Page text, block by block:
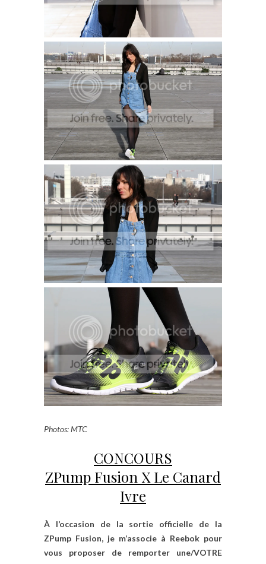
Photos: MTC
CONCOURS
ZPump Fusion X Le Canard
Ivre
À l’occasion de la sortie officielle de la
ZPump Fusion, je m’associe à Reebok pour
vous proposer de remporter une/VOTRE